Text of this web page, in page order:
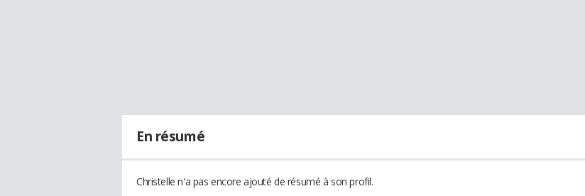
En résumé
Christelle n'a pas encore ajouté de résumé à son profil.